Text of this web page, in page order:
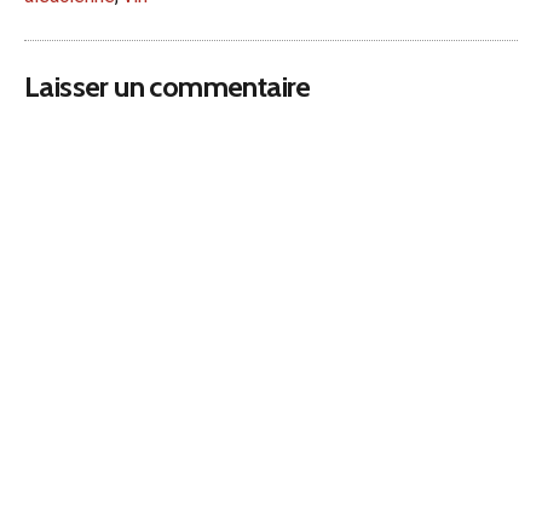
Laisser un commentaire